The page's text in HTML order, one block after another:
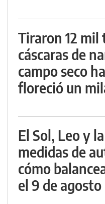
Tiraron 12 mil
cáscaras de
campo seco
floreció un
El Sol, Leo y
medidas de
cómo
el 9 de agosto